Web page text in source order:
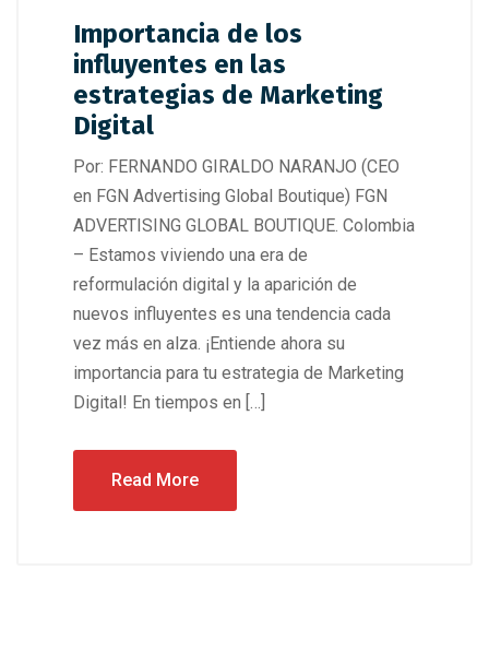
Importancia de los
influyentes en las
estrategias de Marketing
Digital
Por: FERNANDO GIRALDO NARANJO (CEO
en FGN Advertising Global Boutique) FGN
ADVERTISING GLOBAL BOUTIQUE. Colombia
– Estamos viviendo una era de
reformulación digital y la aparición de
nuevos influyentes es una tendencia cada
vez más en alza. ¡Entiende ahora su
importancia para tu estrategia de Marketing
Digital! En tiempos en […]
Read More